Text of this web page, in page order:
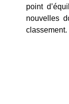
point
nouvelles
classement.